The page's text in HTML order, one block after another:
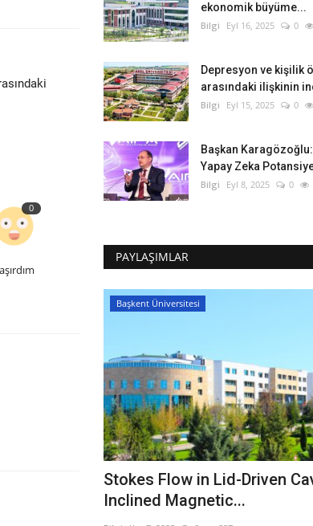
0
ekonomik büyüme...
Bilgi Eyl 16, 2025 0
Depresyon ve kişilik
arasındaki ilişkinin
Bilgi Eyl 15, 2025 0
Başkan
Yapay Zeka
Bilgi Eyl 8, 2025 0
PAYLAŞIMLAR
Başkent Üniversitesi
Stokes Flow in Lid-Driven
Inclined Magnetic...